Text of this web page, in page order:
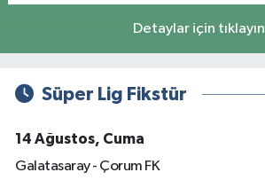
Detaylar için tıklayın
Süper Lig Fikstür
14 Ağustos, Cuma
Galatasaray - Çorum FK